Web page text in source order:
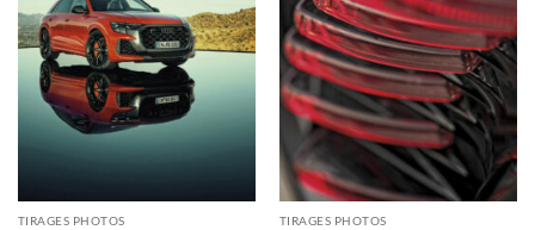
TIRAGES PHOTOS TIRAGES PHOTOS